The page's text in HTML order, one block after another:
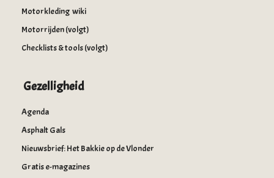
Motorkleding wiki
Motorrijden (volgt)
Checklists & tools (volgt)
Gezelligheid
Agenda
Asphalt Gals
Nieuwsbrief: Het Bakkie op de Vlonder
Gratis e-magazines